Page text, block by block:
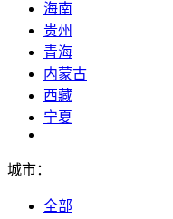
海南
贵州
青海
内蒙古
西藏
宁夏
城市：
全部